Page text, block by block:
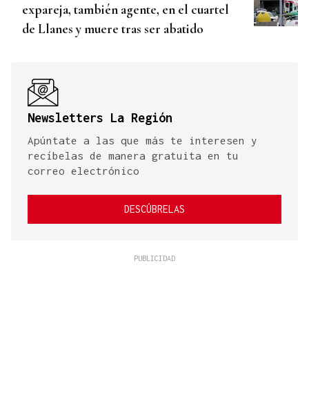
expareja, también agente, en el cuartel
de Llanes y muere tras ser abatido
Newsletters La Región
Apúntate a las que más te interesen y
recíbelas de manera gratuita en tu
correo electrónico
DESCÚBRELAS